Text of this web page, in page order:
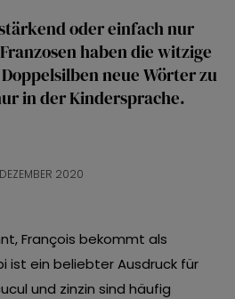
oder einfach nur
haben die witzige
neue Wörter zu
in der Kindersprache.
2020
François bekommt als
ist ein beliebter Ausdruck für
und zinzin sind häufig